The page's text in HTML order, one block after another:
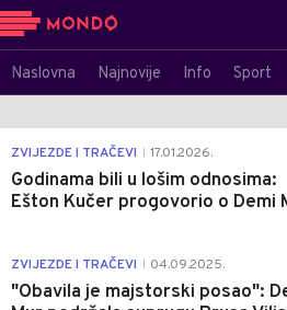
Naslovna Najnovije Info Sport
ZVIJEZDE I TRAČEVI 17.01.2026.
Godinama bili u lošim odnosima:
Ešton Kučer progovorio o Demi
ZVIJEZDE I TRAČEVI 04.09.2025.
"Obavila je majstorski posao":